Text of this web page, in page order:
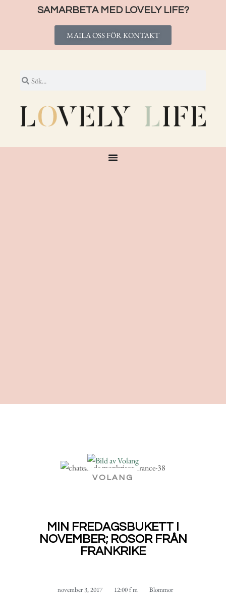
SAMARBETA MED LOVELY LIFE?
MAILA OSS FÖR KONTAKT
VOLANG
MIN FREDAGSBUKETT I
NOVEMBER; ROSOR FRÅN
FRANKRIKE
november 3, 2017 12:00 f m Blommor